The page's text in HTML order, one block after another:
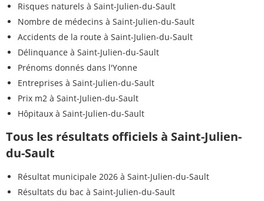
Risques naturels à Saint-Julien-du-Sault
Nombre de médecins à Saint-Julien-du-Sault
Accidents de la route à Saint-Julien-du-Sault
Délinquance à Saint-Julien-du-Sault
Prénoms donnés dans l'Yonne
Entreprises à Saint-Julien-du-Sault
Prix m2 à Saint-Julien-du-Sault
Hôpitaux à Saint-Julien-du-Sault
Tous les résultats officiels à Saint-Julien-
du-Sault
Résultat municipale 2026 à Saint-Julien-du-Sault
Résultats du bac à Saint-Julien-du-Sault